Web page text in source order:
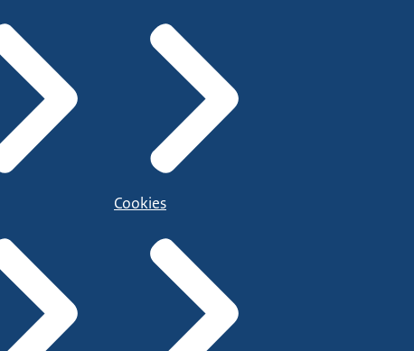
Cookies